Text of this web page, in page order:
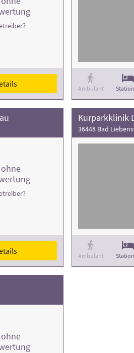
Ambulant
Kurparkklinik
36448 Bad
Ambulant